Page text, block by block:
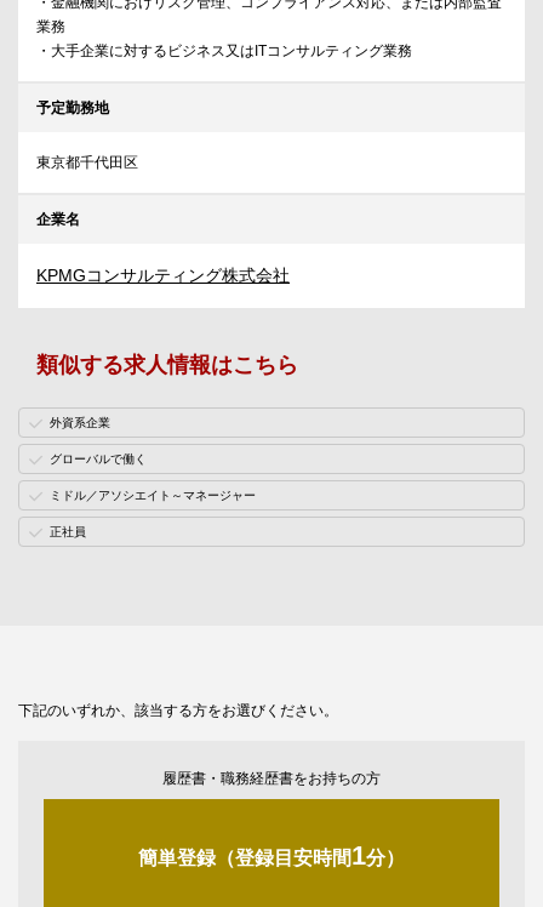
業務
・大手企業に対するビジネス又はITコンサルティング業務
予定勤務地
東京都千代田区
企業名
KPMGコンサルティング株式会社
類似する求人情報はこちら
外資系企業
グローバルで働く
ミドル／アソシエイト～マネージャー
正社員
下記のいずれか、該当する方をお選びください。
履歴書・職務経歴書をお持ちの方
簡単登録（登録目安時間1分）